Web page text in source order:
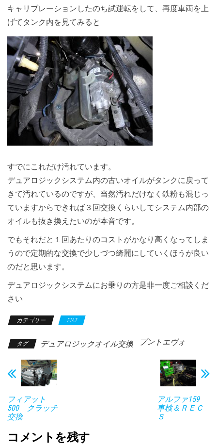
キャリブレーションしたのち試運転をして、再度車両を上
げてタンク内を見てみると
すでにこれだけ汚れています。
デュアロジックシステム内の古いオイルがタンクに戻って
きて汚れているのですが、当然汚れだけなく鉄粉も混じっ
ていますからできれば３回交換くらいしてシステム内部の
オイルも抜き換えたいのが本音です。
でもそれだと１回あたりのコストがかなり高くなってしま
うので定期的な交換で少しづつ綺麗にしていくほうが良い
のだと思います。
デュアロジックシステムにお乗りの方是非一度ご相談くだ
さい
カテゴリー FIAT
タグ デュアロジックオイル交換 プントエヴォ
フィアット
500 クラッチ
交換
アルファ159
車検＆ＲＥＣ
Ｓ
コメントを残す